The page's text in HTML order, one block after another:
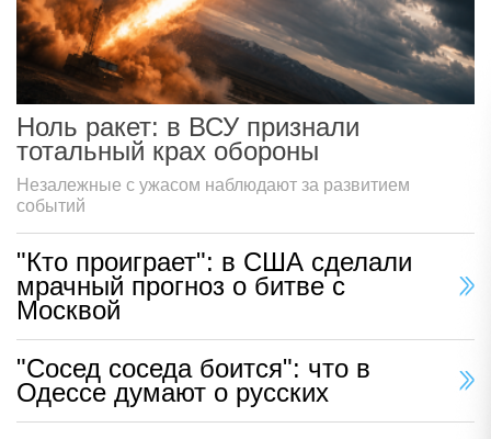
Ноль ракет: в ВСУ признали
тотальный крах обороны
Незалежные с ужасом наблюдают за развитием
событий
"Кто проиграет": в США сделали
мрачный прогноз о битве с
Москвой
"Сосед соседа боится": что в
Одессе думают о русских